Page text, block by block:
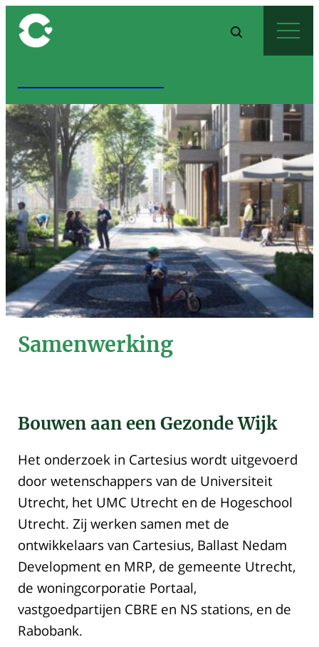
Samenwerking
Bouwen aan een Gezonde Wijk
Het onderzoek in Cartesius wordt uitgevoerd
door wetenschappers van de Universiteit
Utrecht, het UMC Utrecht en de Hogeschool
Utrecht. Zij werken samen met de
ontwikkelaars van Cartesius, Ballast Nedam
Development en MRP, de gemeente Utrecht,
de woningcorporatie Portaal,
vastgoedpartijen CBRE en NS stations, en de
Rabobank.